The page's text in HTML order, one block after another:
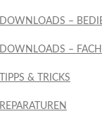
DOWNLOADS –
DOWNLOADS –
TIPPS & TRICKS
REPARATUREN